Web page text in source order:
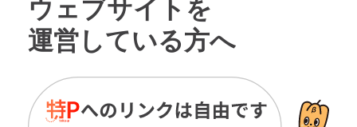
ウェブサイトを
運営している方へ